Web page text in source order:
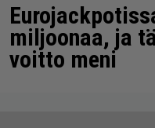
miljoonaa, ja
voitto meni